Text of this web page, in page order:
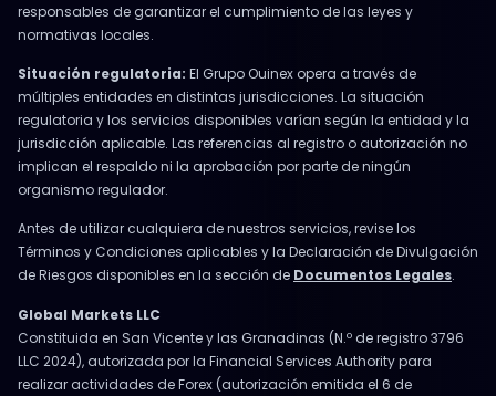
responsables de garantizar el cumplimiento de las leyes y
normativas locales.
Situación regulatoria: El Grupo Ouinex opera a través de
múltiples entidades en distintas jurisdicciones. La situación
regulatoria y los servicios disponibles varían según la entidad y la
jurisdicción aplicable. Las referencias al registro o autorización no
implican el respaldo ni la aprobación por parte de ningún
organismo regulador.
Antes de utilizar cualquiera de nuestros servicios, revise los
Términos y Condiciones aplicables y la Declaración de Divulgación
de Riesgos disponibles en la sección de Documentos Legales.
Global Markets LLC
Constituida en San Vicente y las Granadinas (N.º de registro 3796
LLC 2024), autorizada por la Financial Services Authority para
realizar actividades de Forex (autorización emitida el 6 de